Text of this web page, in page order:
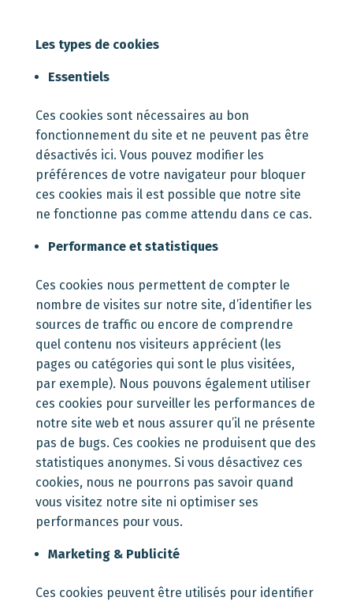
Les types de cookies
Essentiels
Ces cookies sont nécessaires au bon
fonctionnement du site et ne peuvent pas être
désactivés ici. Vous pouvez modifier les
préférences de votre navigateur pour bloquer
ces cookies mais il est possible que notre site
ne fonctionne pas comme attendu dans ce cas.
Performance et statistiques
Ces cookies nous permettent de compter le
nombre de visites sur notre site, d’identifier les
sources de traffic ou encore de comprendre
quel contenu nos visiteurs apprécient (les
pages ou catégories qui sont le plus visitées,
par exemple). Nous pouvons également utiliser
ces cookies pour surveiller les performances de
notre site web et nous assurer qu’il ne présente
pas de bugs. Ces cookies ne produisent que des
statistiques anonymes. Si vous désactivez ces
cookies, nous ne pourrons pas savoir quand
vous visitez notre site ni optimiser ses
performances pour vous.
Marketing & Publicité
Ces cookies peuvent être utilisés pour identifier